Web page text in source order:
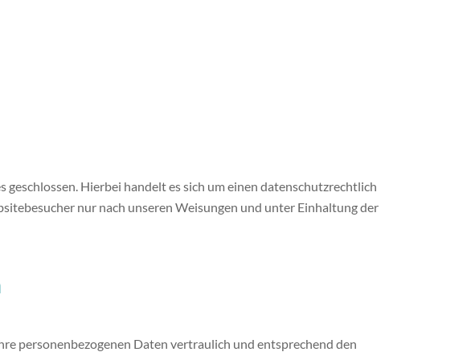
Hierbei handelt es sich um einen datenschutzrechtlich
nur nach unseren Weisungen und unter Einhaltung der
personenbezogenen Daten vertraulich und entsprechend den